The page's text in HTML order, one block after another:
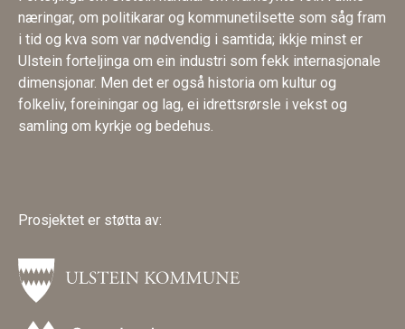
næringar, om politikarar og kommunetilsette som såg fram
i tid og kva som var nødvendig i samtida; ikkje minst er
Ulstein forteljinga om ein industri som fekk internasjonale
dimensjonar. Men det er også historia om kultur og
folkeliv, foreiningar og lag, ei idrettsrørsle i vekst og
samling om kyrkje og bedehus.
Prosjektet er støtta av: